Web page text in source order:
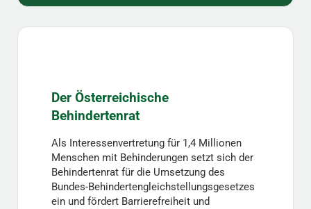
Der Österreichische
Behindertenrat
Als Interessenvertretung für 1,4 Millionen
Menschen mit Behinderungen setzt sich der
Behindertenrat für die Umsetzung des
Bundes-Behindertengleichstellungsgesetzes
ein und fördert Barrierefreiheit und